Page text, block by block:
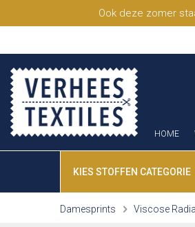
Ook deze zomer
HOME
KIES STOFFEN CATEGORIE
Damesprints Viscose